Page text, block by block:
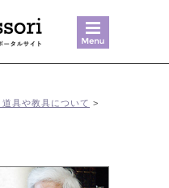
道具や教具について >